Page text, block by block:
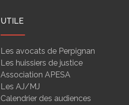
UTILE
Les avocats de Perpignan
Les huissiers de justice
Association APESA
Les AJ/MJ
Calendrier des audiences